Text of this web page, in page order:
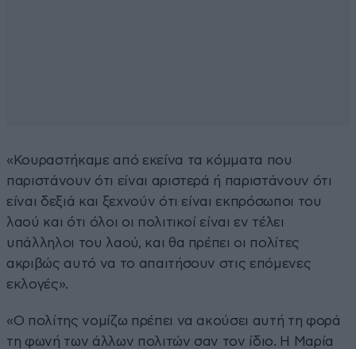
«Κουραστήκαμε από εκείνα τα κόμματα που
παριστάνουν ότι είναι αριστερά ή παριστάνουν ότι
είναι δεξιά και ξεχνούν ότι είναι εκπρόσωποι του
λαού και ότι όλοι οι πολιτικοί είναι εν τέλει
υπάλληλοι του λαού, και θα πρέπει οι πολίτες
ακριβώς αυτό να το απαιτήσουν στις επόμενες
εκλογές».
«Ο πολίτης νομίζω πρέπει να ακούσει αυτή τη φορά
τη φωνή των άλλων πολιτών σαν τον ίδιο. Η Μαρία